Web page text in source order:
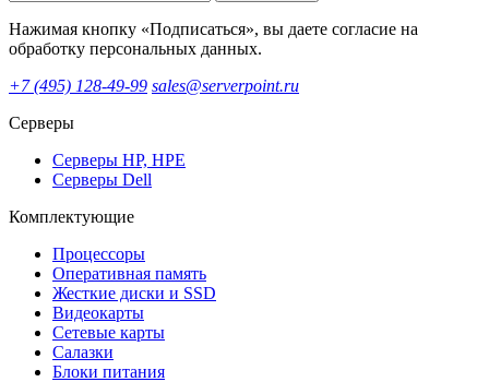
Нажимая кнопку «Подписаться», вы даете согласие на
обработку персональных данных.
+7 (495) 128-49-99 sales@serverpoint.ru
Серверы
Серверы HP, HPE
Серверы Dell
Комплектующие
Процессоры
Оперативная память
Жесткие диски и SSD
Видеокарты
Сетевые карты
Салазки
Блоки питания